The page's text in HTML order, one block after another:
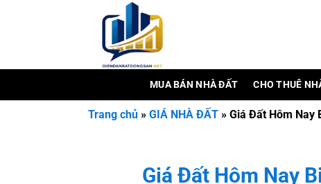
MUA BÁN NHÀ ĐẤT CHO THUÊ
Trang chủ » GIÁ NHÀ ĐẤT » Giá Đất Hôm Nay
Giá Đất Hôm Nay